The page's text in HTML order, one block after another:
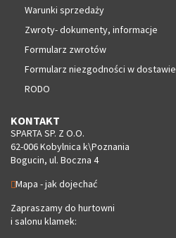
Warunki sprzedaży
Zwroty- dokumenty, informacje
Formularz zwrotów
Formularz niezgodności w dostawie
RODO
KONTAKT
SPARTA SP. Z O.O.
62-006 Kobylnica k\Poznania
Bogucin, ul. Boczna 4
Mapa - jak dojechać
Zapraszamy do hurtowni
i salonu klamek: